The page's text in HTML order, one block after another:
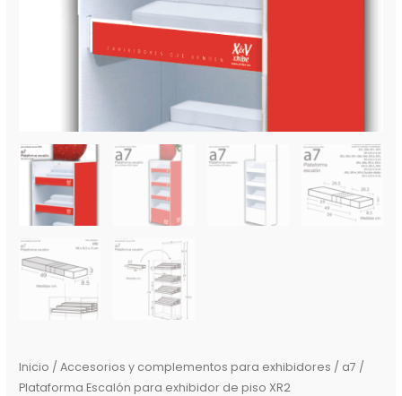
Inicio /Accesorios y complementos para exhibidores / a7 /
Plataforma Escalón para exhibidor de piso XR2